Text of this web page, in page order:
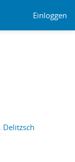
Einloggen
Delitzsch